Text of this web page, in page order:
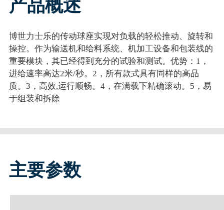
产品概述
博世力士乐的传动球座实现对负载的轻松推动、旋转和
操控。作为输送机和给料系统、机加工设备和包装线的
重要模块，其已经得到充分的试验和测试。优势：1，
进给速率高达2米/秒。2，所有款式具有同样的高品
质。3，高效,运行顺畅。4，在满载下精确滚动。5，易
于组装和拆除
主要参数